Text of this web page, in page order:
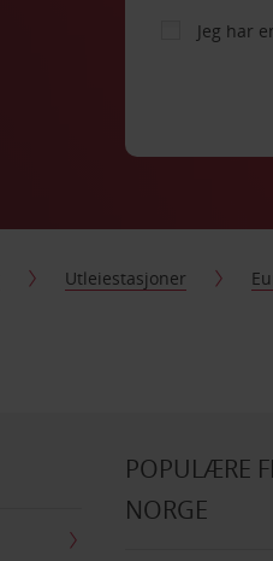
Jeg har
Utleiestasjoner
POPULÆRE
NORGE